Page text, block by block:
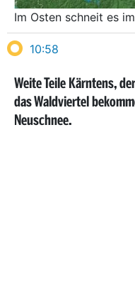
Im Osten schneit es
10:58
Weite Teile Kärntens,
das Waldviertel
Neuschnee.